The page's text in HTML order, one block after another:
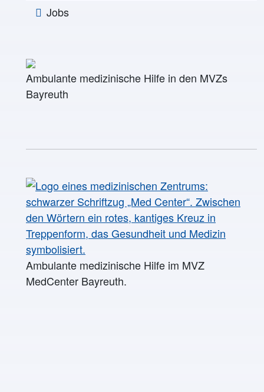
Jobs
Ambulante medizinische Hilfe in den MVZs
Bayreuth
Ambulante medizinische Hilfe im MVZ
MedCenter Bayreuth.